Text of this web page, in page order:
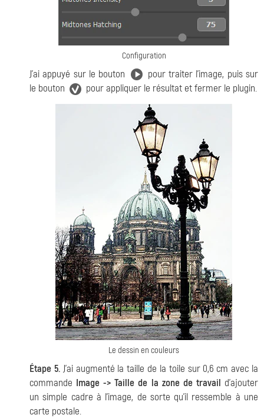
Configuration
J'ai appuyé sur le bouton
pour traiter l'image, puis sur
le bouton
pour appliquer le résultat et fermer le plugin.
Le dessin en couleurs
Étape 5.J'ai augmenté la taille de la toile sur 0,6 cm avec la
commande Image -> Taille de la zone de travail d'ajouter
un simple cadre à l'image, de sorte qu'il ressemble à une
carte postale.